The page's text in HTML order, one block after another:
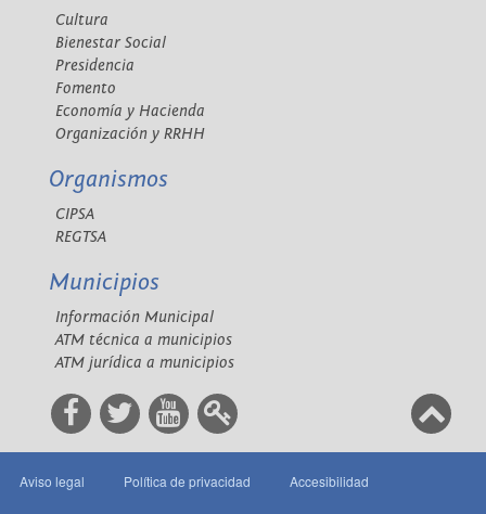
Cultura
Bienestar Social
Presidencia
Fomento
Economía y Hacienda
Organización y RRHH
Organismos
CIPSA
REGTSA
Municipios
Información Municipal
ATM técnica a municipios
ATM jurídica a municipios
Aviso legal Política de privacidad Accesibilidad